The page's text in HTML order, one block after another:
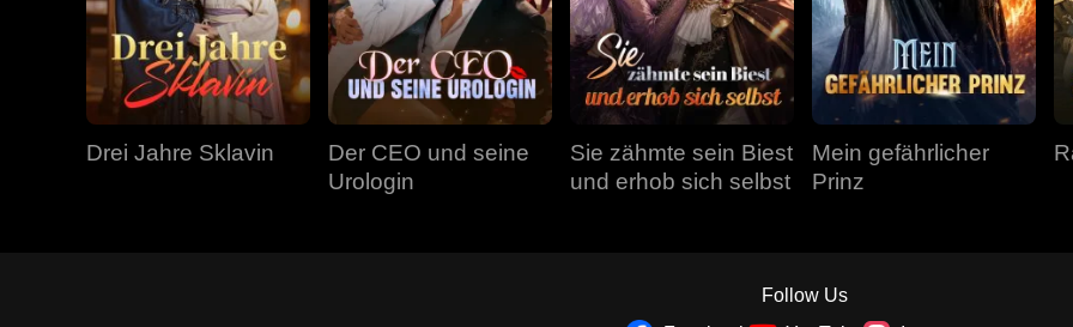
Drei Jahre Sklavin
Der CEO und seine
Urologin
Sie zähmte sein Biest
und erhob sich selbst
Mein gefährlicher
Prinz
Follow Us